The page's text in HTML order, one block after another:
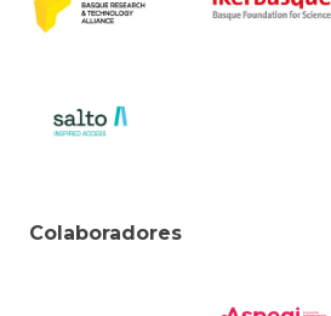
Colaboradores